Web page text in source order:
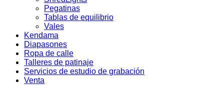
Pegatinas
Tablas de equilibrio
Vales
Kendama
Diapasones
Ropa de calle
Talleres de patinaje
Servicios de estudio de grabación
Venta